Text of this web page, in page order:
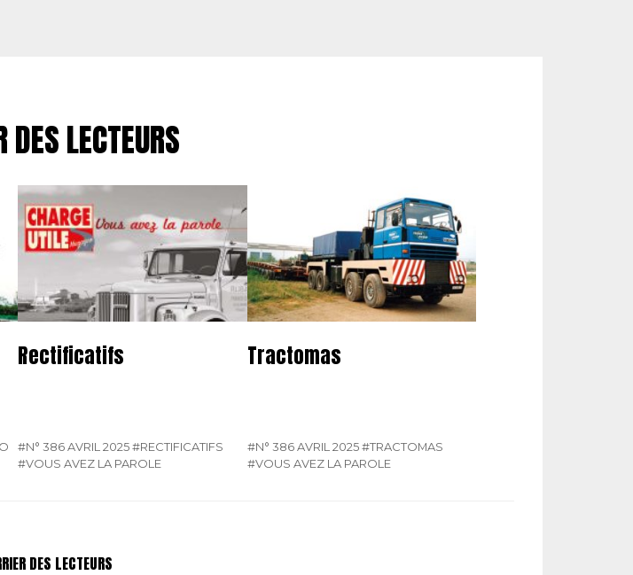
DES LECTEURS
Rectificatifs
#N° 386 AVRIL 2025 #RECTIFICATIFS
#VOUS AVEZ LA PAROLE
Tractomas
#N° 386 AVRIL 2025 #TRACTOMAS
#VOUS AVEZ LA PAROLE
DES LECTEURS